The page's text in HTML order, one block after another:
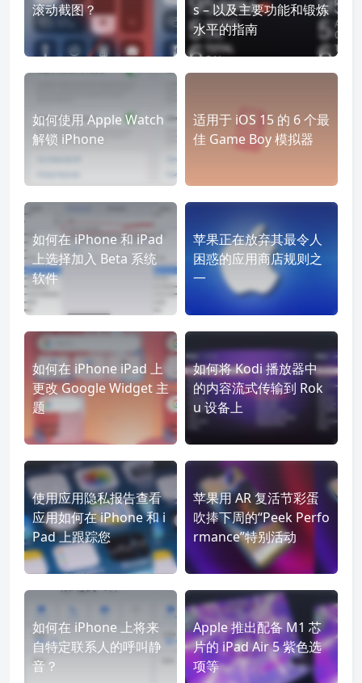
滚动截图？
s – 以及主要功能和锻炼
水平的指南
如何使用 Apple Watch
解锁 iPhone
适用于 iOS 15 的 6 个最
佳 Game Boy 模拟器
如何在 iPhone 和 iPad
上选择加入 Beta 系统
软件
苹果正在放弃其最令人
困惑的应用商店规则之
一
如何在 iPhone iPad 上
更改 Google Widget 主
题
如何将 Kodi 播放器中
的内容流式传输到 Rok
u 设备上
使用应用隐私报告查看
应用如何在 iPhone 和 i
Pad 上跟踪您
苹果用 AR 复活节彩蛋
吹捧下周的“Peek Perfo
rmance”特别活动
如何在 iPhone 上将来
自特定联系人的呼叫静
音？
Apple 推出配备 M1 芯
片的 iPad Air 5 紫色选
项等